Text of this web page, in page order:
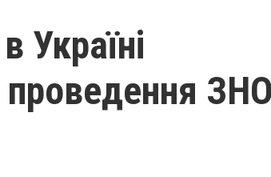
Україні
проведення